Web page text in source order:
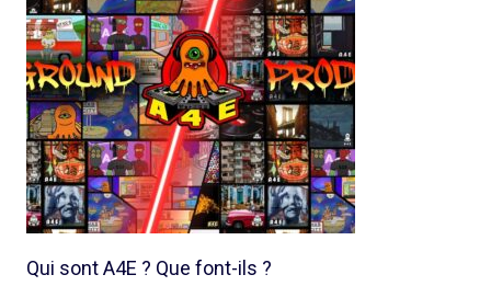
Qui sont A4E ? Que font-ils ?